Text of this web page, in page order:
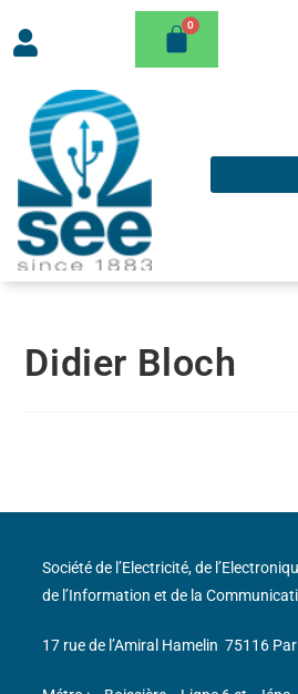
Didier Bloch
Société de l’Electricité, de
de l’Information et de la
17 rue de l’Amiral Hamelin 75116